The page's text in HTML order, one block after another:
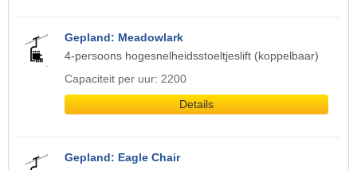
Gepland: Meadowlark
4-persoons hogesnelheidsstoeltjeslift (koppelbaar)
Capaciteit per uur: 2200
Details
Gepland: Eagle Chair